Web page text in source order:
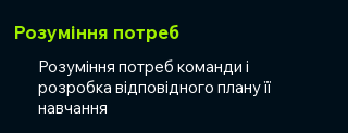
Розуміння потреб
Розуміння потреб команди і
розробка відповідного плану її
навчання